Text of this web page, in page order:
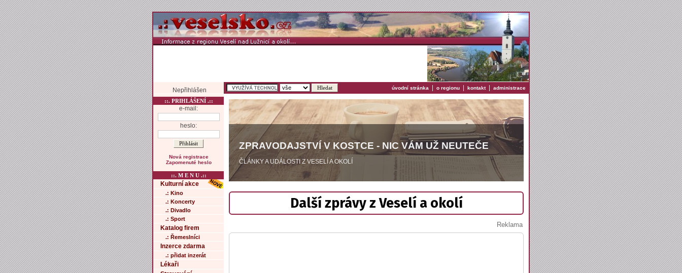
Nepřihlášen úvodní stránka | o regionu | kontakt| administrace
::. PRIHLÁŠENÍ .::
e-mail:
heslo:
Nová registrace
Zapomenuté heslo
::. M E N U .::
Kulturní akce
.: Kino
.: Koncerty
.: Divadlo
.: Sport
Katalog firem
.: Řemeslníci
Inzerce zdarma
.: přidat inzerát
Lékaři
ZPRAVODAJSTVÍ V KOSTCE - NIC VÁM UŽ NEUTEČE
ČLÁNKY A UDÁLOSTI Z VESELÍ A OKOLÍ
Další zprávy z Veselí a okolí
Reklama